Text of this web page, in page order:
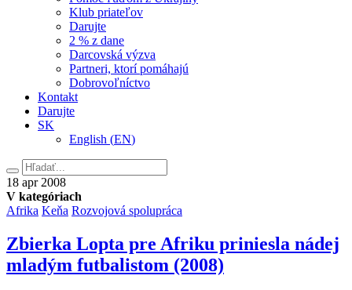
Klub priateľov
Darujte
2 % z dane
Darcovská výzva
Partneri, ktorí pomáhajú
Dobrovoľníctvo
Kontakt
Darujte
SK
English (EN)
Hľadať
18 apr 200818.
apríla
2008
V kategóriach
Afrika Keňa Rozvojová spolupráca
Zbierka Lopta pre Afriku priniesla nádej
mladým futbalistom (2008)